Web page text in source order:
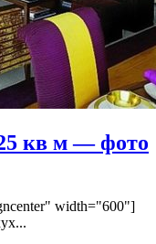
кв м — фото
width="600"]